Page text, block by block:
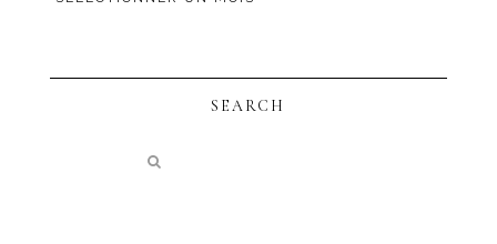
SEARCH